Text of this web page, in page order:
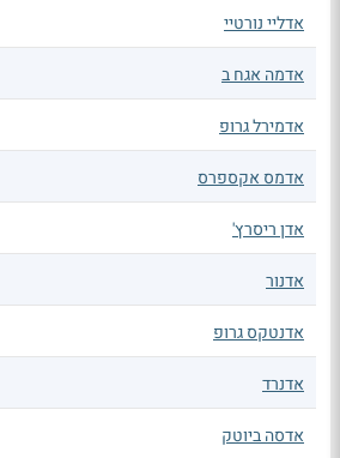
אדליי נורטיי
אדמה אגח ב
אדמירל גרופ
אדמס אקספרס
אדן ריסרץ'
אדנור
אדנטקס גרופ
אדנרד
אדסה ביוטק